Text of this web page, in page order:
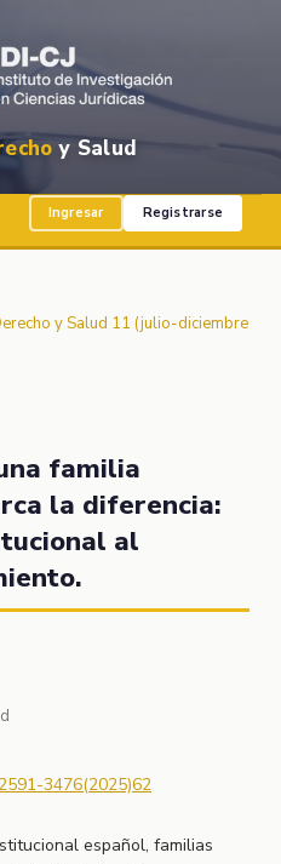
y Salud
Ingresar Registrarse
y Salud 11 (julio-diciembre
familia
la diferencia:
al
3476(2025)62
español, familias